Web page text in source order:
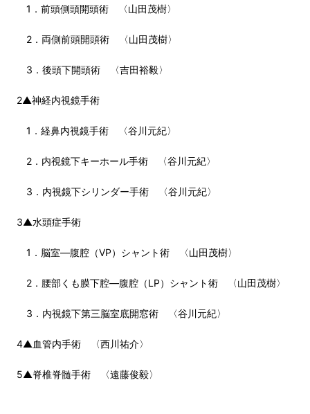
1．前頭側頭開頭術 〈山田茂樹〉
2．両側前頭開頭術 〈山田茂樹〉
3．後頭下開頭術 〈吉田裕毅〉
2▲神経内視鏡手術
1．経鼻内視鏡手術 〈谷川元紀〉
2．内視鏡下キーホール手術 〈谷川元紀〉
3．内視鏡下シリンダー手術 〈谷川元紀〉
3▲水頭症手術
1．脳室—腹腔（VP）シャント術 〈山田茂樹〉
2．腰部くも膜下腔—腹腔（LP）シャント術 〈山田茂樹〉
3．内視鏡下第三脳室底開窓術 〈谷川元紀〉
4▲血管内手術 〈西川祐介〉
5▲脊椎脊髄手術 〈遠藤俊毅〉